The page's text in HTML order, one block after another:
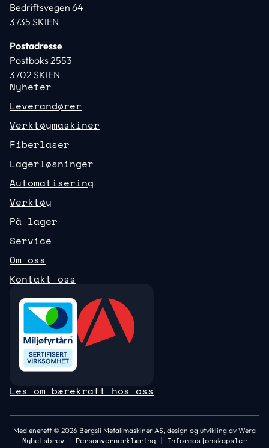
Bedriftsvegen 64
3735 SKIEN
Postadresse
Postboks 2553
3702 SKIEN
Nyheter
Leverandører
Verktøymaskiner
Fiberlaser
Lagerløsninger
Automatisering
Verktøy
På lager
Service
Om oss
Kontakt oss
Les om bærekraft hos oss
Med enerett © 2026 Bergsli Metallmaskiner AS, design og utvikling av Wera
Nyhetsbrev | Personvernerklæring | Informasjonskapsler